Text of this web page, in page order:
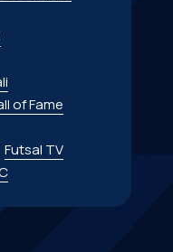
of Fame
Futsal TV